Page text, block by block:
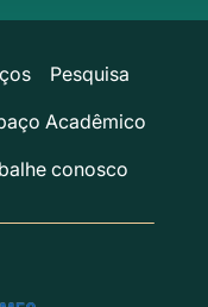
Pesquisa
Acadêmico
conosco